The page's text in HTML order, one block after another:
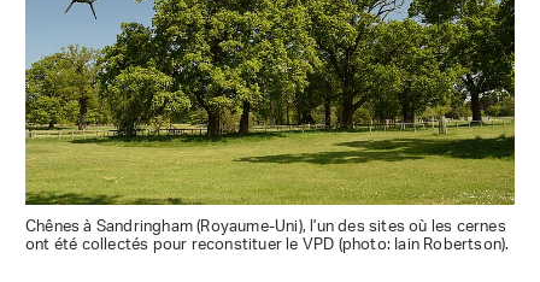
Chênes à Sandringham (Royaume-Uni), l'un des sites où les cernes
ont été collectés pour reconstituer le VPD (photo: Iain Robertson).